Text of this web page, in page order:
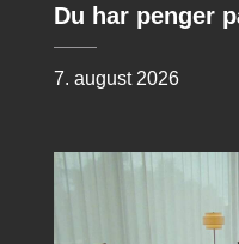
Du har penger
7. august 2026